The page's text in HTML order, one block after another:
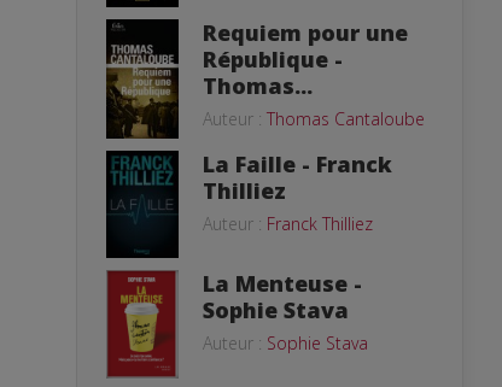
Requiem pour une
République -
Thomas...
Auteur : Thomas Cantaloube
La Faille - Franck
Thilliez
Auteur : Franck Thilliez
La Menteuse -
Sophie Stava
Auteur : Sophie Stava